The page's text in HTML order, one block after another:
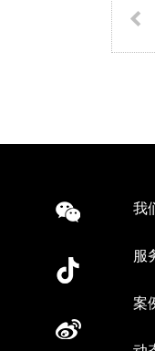
我
服
案